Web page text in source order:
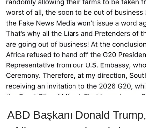
ABD Başkanı Donald